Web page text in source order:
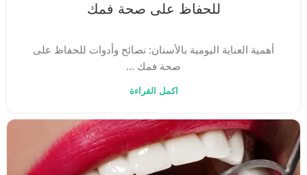
للحفاظ على صحة فمك
أهمية العناية اليومية بالأسنان: نصائح وأدوات للحفاظ على
صحة فمك ...
اكمل القراءة